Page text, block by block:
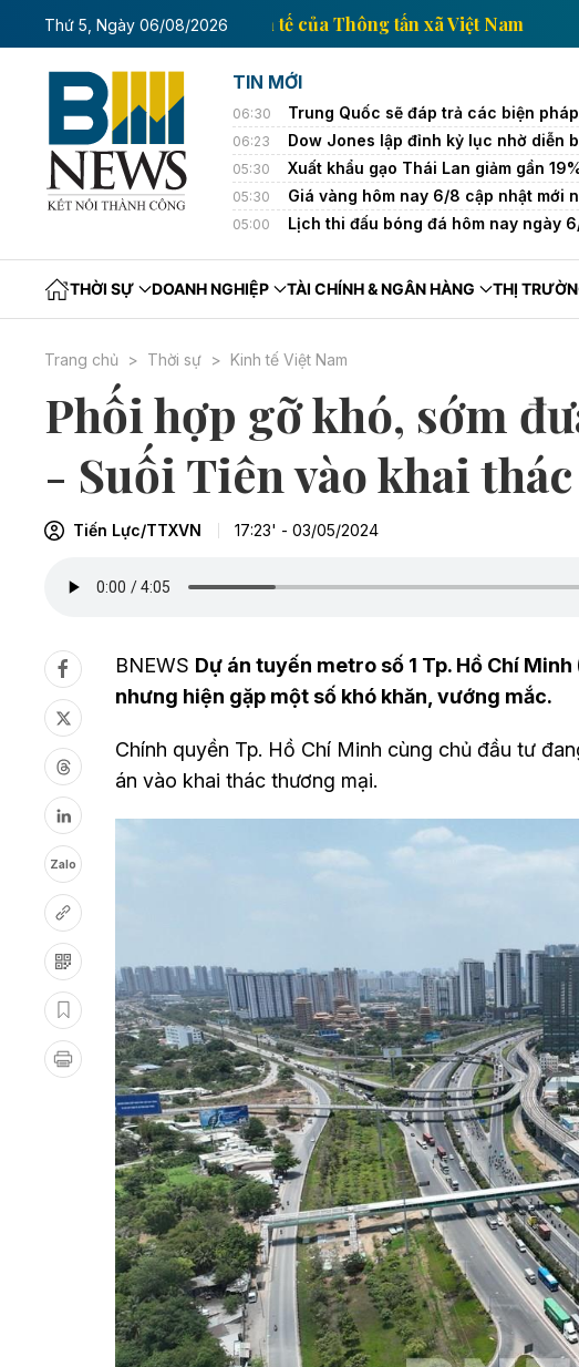
Thứ 5, Ngày 06/08/2026Trang thông tin kinh tế của Thông tấn xã Việt
TIN MỚI
06:30 Trung Quốc sẽ đáp trả các biện
06:23 Dow Jones lập đỉnh kỷ lục nhờ diễn
05:30 Xuất khẩu gạo Thái Lan giảm gần
05:30 Giá vàng hôm nay 6/8 cập nhật mới
05:00 Lịch thi đấu bóng đá hôm nay ngày
THỜI SỰ DOANH NGHIỆP TÀI CHÍNH & NGÂN HÀNG THỊ
Trang chủ Thời sự Kinh tế Việt Nam
Phối hợp gỡ khó, sớm
- Suối Tiên vào khai thác
Tiến Lực/TTXVN 17:23' - 03/05/2024
Zalo
BNEWS Dự án tuyến metro số 1 Tp. Hồ Chí
nhưng hiện gặp một số khó khăn, vướng mắc.
Chính quyền Tp. Hồ Chí Minh cùng chủ đầu tư
án vào khai thác thương mại.